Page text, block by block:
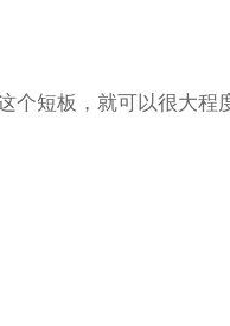
个短板，就可以很大程